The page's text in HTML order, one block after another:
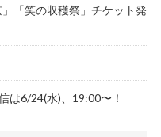
「笑の収穫祭」チケット発
は6/24(水)、19:00〜！